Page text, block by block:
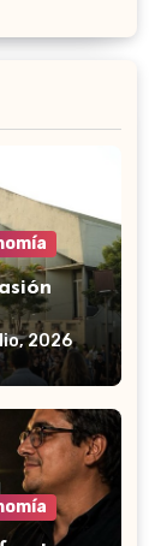
2026